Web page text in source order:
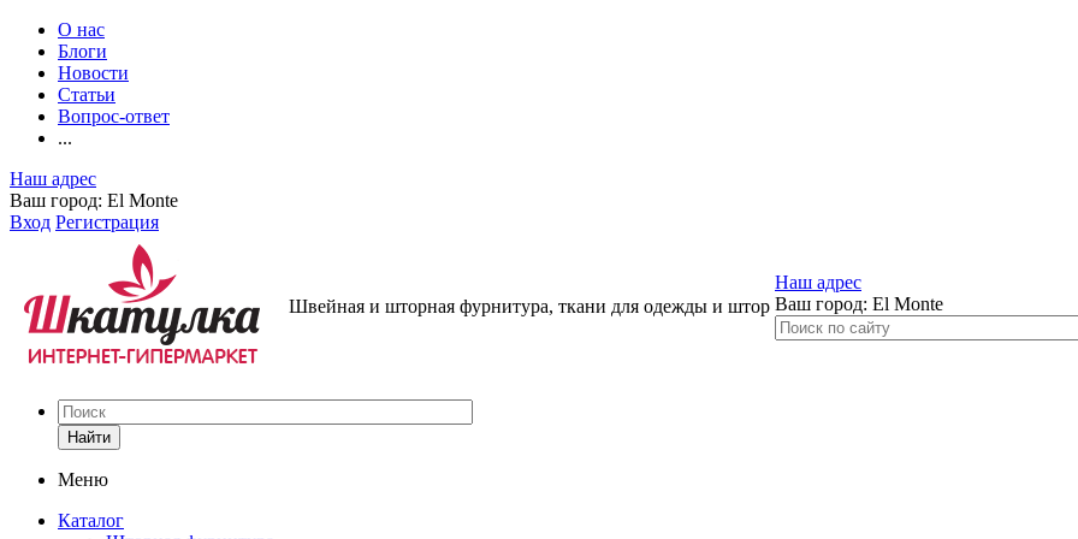
О нас
Блоги
Новости
Статьи
Вопрос-ответ
...
Наш адрес
Ваш город: El Monte
Вход Регистрация
Швейная и шторная фурнитура, ткани для одежды и штор
Наш адрес
Ваш город: El Monte
Найти
Меню
Каталог